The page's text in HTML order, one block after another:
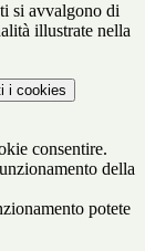
si avvalgono di
illustrate nella
i cookies
consentire.
della
potete